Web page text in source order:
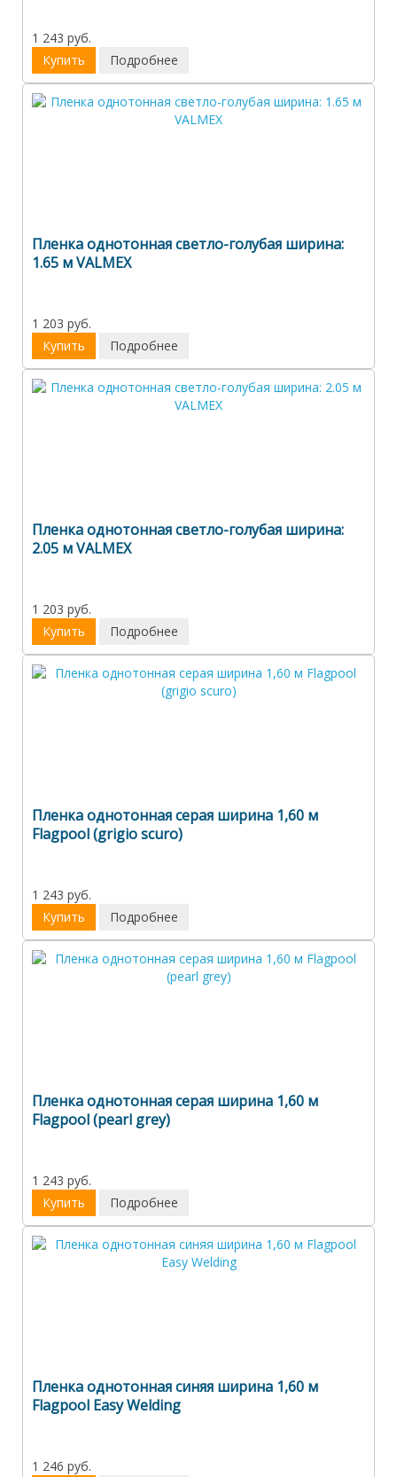
1 243 руб.
Купить
Подробнее
Пленка однотонная светло-голубая ширина:
1.65 м VALMEX
1 203 руб.
Купить
Подробнее
Пленка однотонная светло-голубая ширина:
2.05 м VALMEX
1 203 руб.
Купить
Подробнее
Пленка однотонная серая ширина 1,60 м
Flagpool (grigio scuro)
1 243 руб.
Купить
Подробнее
Пленка однотонная серая ширина 1,60 м
Flagpool (pearl grey)
1 243 руб.
Купить
Подробнее
Пленка однотонная синяя ширина 1,60 м
Flagpool Easy Welding
1 246 руб.